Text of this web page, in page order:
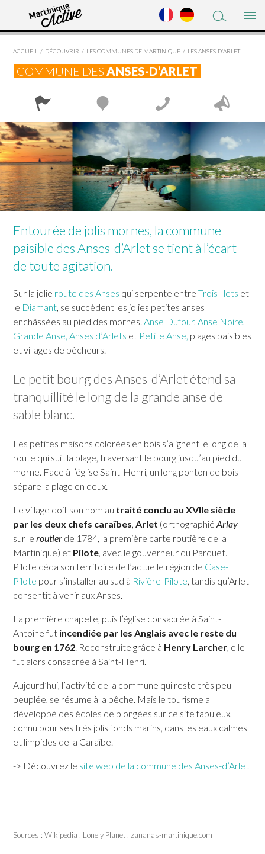
×
L'AJOUPA-BOUILLON
LES ANSES-D'ARLET
BASSE-POINTE
BELLEFONTAINE
FONDS-SAINT-DENIS
LE FRANÇOIS
GRAND'RIVIÈRE
GROS-MORNE
LE LAMENTIN
LE LORRAIN
LE MARIN
LE MORNE-VERT
LE PRÊCHEUR
RIVIÈRE-SALÉE
LE ROBERT
SAINTE-ANNE
SAINTE-MARIE
SAINT-ESPRIT
SAINT-JOSEPH
SAINT-PIERRE
SCHŒLCHER
LA TRINITÉ
LE VAUCLIN
OÙ MANGER
À VOIR / À FAIRE
SHOPPING
SERVICES
PRATIQUE
ACCUEIL DÉCOUVRIR LES COMMUNES DE MARTINIQUE LES ANSES-D'ARLET
COMMUNE DESANSES-D’ARLET
Entourée de jolis mornes, la commune
paisible des Anses-d’Arlet se tient à l’écart
de toute agitation.
Sur la jolie route des Anses qui serpente entreTrois-Ilets et
le Diamant , se succèdent les jolies petites anses
enchâssées au pied des mornes. Anse Dufour, Anse Noire
Grande Anse, Anses d’Arlets et Petite Anse plages paisibles
et villages de pêcheurs.
Le petit bourg des Anses-d’Arlet étend sa
tranquillité le long de la grande anse de
sable blanc.
Les petites maisons colorées en bois s’alignent le long de la
route qui suit la plage, traversant le bourg jusqu’au pied du
morne. Face à l’église Saint-Henri, un long ponton de bois
sépare la plage en deux.
Le village doit son nom au traité conclu au XVIIe siècle
par les deux chefs caraïbes Arlet (orthographiéArlay
sur leroutier de 1784, la première carte routière de la
Martinique) et Pilote , avec le gouverneur du Parquet.
Pilote céda son territoire de l’actuelle région de Case-
Pilote pour s’installer au sud à Rivière-Pilote , tandis qu’Arlet
consentit à venir aux Anses.
La première chapelle, puis l’église consacrée à Saint-
Antoine fut incendiée par les Anglais avec le reste du
bourg en 1762 . Reconstruite grâce à Henry Larcher , elle
fut alors consacrée à Saint-Henri.
Aujourd’hui, l’activité de la commune qui reste très peu
peuplée, se résume à la pêche. Mais le tourisme a
développé des écoles de plongées sur ce site fabuleux,
connu pour ses très jolis fonds marins, dans les eaux calmes
et limpides de la Caraïbe.
-> Découvrez le site web de la commune des Anses-d’Arlet
Sources : Wikipedia ; Lonely Planet ; zananas-martinique.com